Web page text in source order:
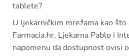
tablete?
U ljekarničkim mrežama kao što
Farmacia.hr, Ljekarna Pablo i
napomenu da dostupnost ovisi